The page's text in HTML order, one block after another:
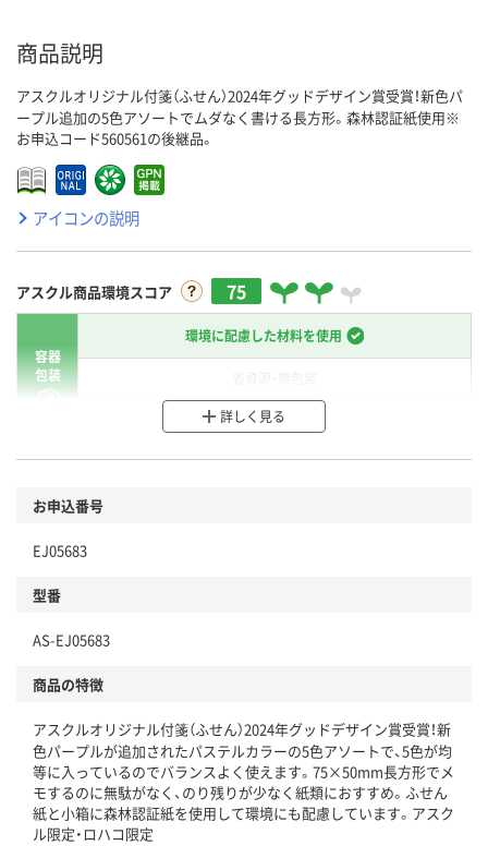
商品説明
アスクルオリジナル付箋（ふせん）2024年グッドデザイン賞受賞！新色パ
ープル追加の5色アソートでムダなく書ける長方形。森林認証紙使用※
お申込コード560561の後継品。
アイコンの説明
アスクル商品環境スコア 75
容器
包装
環境に配慮した材料を使用
分別・リサイクルしやすい設計
商品
本体
仕組
この商品の環境配慮ポイントです。下記商品詳細「
アスクル商品環境スコア詳細／加点項目
」で確認できます。
詳しく見る
お申込番号
EJ05683
型番
AS-EJ05683
商品の特徴
アスクルオリジナル付箋（ふせん）2024年グッドデザイン賞受賞！新
色パープルが追加されたパステルカラーの5色アソートで、5色が均
等に入っているのでバランスよく使えます。75×50mm長方形でメ
モするのに無駄がなく、のり残りが少なく紙類におすすめ。ふせん
紙と小箱に森林認証紙を使用して環境にも配慮しています。アスク
ル限定・ロハコ限定